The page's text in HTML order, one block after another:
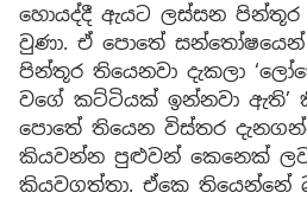
හොයද්දී ඇයට ලස්සන
වුණා. ඒ පොතේ
පින්තූර තියෙනවා දැකලා
වගේ කට්ටියක් ඉන්නවා ඇති’
පොතේ තියෙන විස්තර
කියවන්න පුළුවන් කෙනෙක්
කියවගත්තා. ඒකෙ තියෙන්නේ